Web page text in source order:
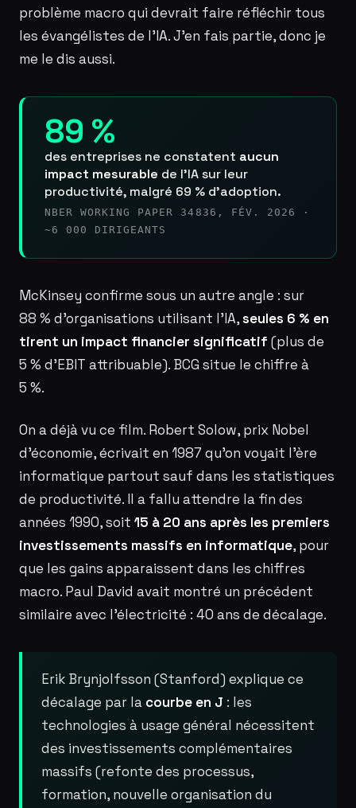
problème macro qui devrait faire réfléchir tous
les évangélistes de l’IA. J’en fais partie, donc je
me le dis aussi.
89 %
des entreprises ne constatent aucun
impact mesurable de l’IA sur leur
productivité, malgré 69 % d’adoption.
NBER WORKING PAPER 34836, FÉV. 2026 ·
~6 000 DIRIGEANTS
McKinsey confirme sous un autre angle : sur
88 % d’organisations utilisant l’IA,seules 6 % en
tirent un impact financier significatif (plus de
5 % d’EBIT attribuable). BCG situe le chiffre à
5 %.
On a déjà vu ce film. Robert Solow, prix Nobel
d’économie, écrivait en 1987 qu’on voyait l’ère
informatique partout sauf dans les statistiques
de productivité. Il a fallu attendre la fin des
années 1990, soit 15 à 20 ans après les premiers
investissements massifs en informatique, pour
que les gains apparaissent dans les chiffres
macro. Paul David avait montré un précédent
similaire avec l’électricité : 40 ans de décalage.
Erik Brynjolfsson (Stanford) explique ce
décalage par la courbe en J : les
technologies à usage général nécessitent
des investissements complémentaires
massifs (refonte des processus,
formation, nouvelle organisation du